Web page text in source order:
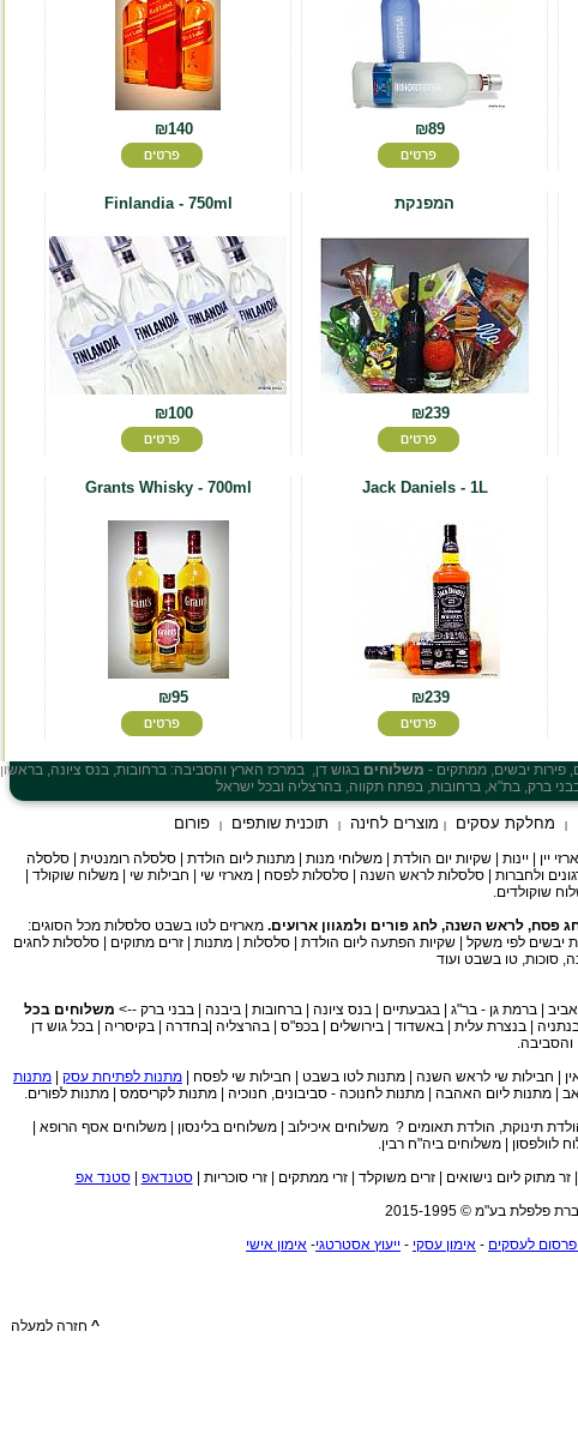
₪140
Finlandia - 750ml
₪100
המפנקת
₪239
Grants Whisky - 700ml Jack Daniels - 1L
₪239
פירות יבשים, ממתקים - משלוחים בגוש דן, במרכז הארץ והסביבה: ברחובות, בנס ציונה, בראשון
ברק, בת"א
מחלקת עסקים מוצרים לחינה תוכנית שותפים פורום
יין | יינות | שקיות יום הולדת | משלוחי מנות | מתנות ליום הולדת | סלסלה רומנטית | סלסלה
ולחברות | סלסלות לראש השנה | סלסלות לפסח | מארזי שי | חבילות שי | משלוח שוקולד |
שוקולדים.
פסח, לראש השנה, לחג פורים ולמגוון ארועים. מארזים לטו בשבט סלסלות מכל הסוגים:
יבשים לפי משקל | שקיות הפתעה ליום הולדת | סלסלות | מתנות | זרים מתוקים | סלסלות לחגים
סוכות, טו בשבט ועוד
| ברמת גן - בר"ג | בגבעתיים | בנס ציונה | ברחובות | ביבנה | בבני ברק --> משלוחים בכל
בחיפה | בנתניה | בנצרת עלית | באשדוד | בירושלים | בכפ"ס | בהרצליה |בחדרה | בקיסריה | בכל גוש דן
והסביבה.
מתנות לפתיחת עסק
מתנות
| מתנות ליום האהבה | מתנות לחנוכה - סביבונים, חנוכיה | מתנות לקריסמס | מתנות לפורים.
תינוקת, הולדת תאומים ? משלוחים איכילוב | משלוחים בלינסון | משלוחים אסף הרופא |
לוולפסון | משלוחים ביה"ח רבין.
מתוק ליום נישואים | זרים משוקלד | זרי ממתקים | זרי סוכריות |סטנדאפ |סטנד אפ
בע"מ © 2015-1995
ופרסום לעסקים - אימון עסקי - ייעוץ אסטרטגי- אימון אישי
^ חזרה למעלה